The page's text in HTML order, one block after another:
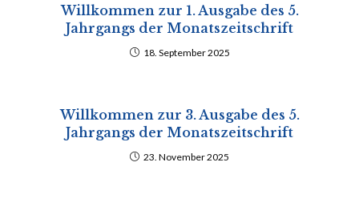
Willkommen zur 1. Ausgabe des 5.
Jahrgangs der Monatszeitschrift
18. September 2025
Willkommen zur 3. Ausgabe des 5.
Jahrgangs der Monatszeitschrift
23. November 2025